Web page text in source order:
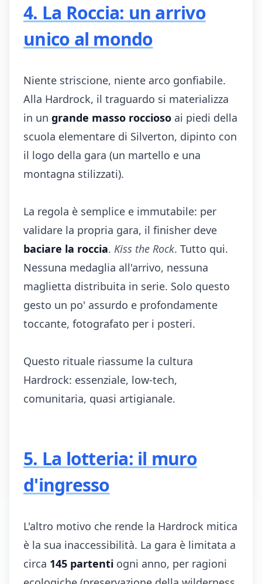
4. La Roccia: un arrivo
unico al mondo
Niente striscione, niente arco gonfiabile.
Alla Hardrock, il traguardo si materializza
in un grande masso roccioso ai piedi della
scuola elementare di Silverton, dipinto con
il logo della gara (un martello e una
montagna stilizzati).
La regola è semplice e immutabile: per
validare la propria gara, il finisher deve
baciare la roccia. Kiss the Rock. Tutto qui.
Nessuna medaglia all'arrivo, nessuna
maglietta distribuita in serie. Solo questo
gesto un po' assurdo e profondamente
toccante, fotografato per i posteri.
Questo rituale riassume la cultura
Hardrock: essenziale, low-tech,
comunitaria, quasi artigianale.
5. La lotteria: il muro
d'ingresso
L'altro motivo che rende la Hardrock mitica
è la sua inaccessibilità. La gara è limitata a
circa 145 partenti ogni anno, per ragioni